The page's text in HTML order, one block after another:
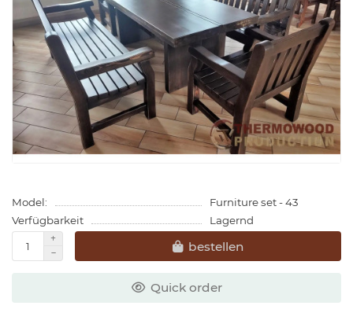
Model:
Furniture set - 43
Verfügbarkeit
Lagernd
bestellen
Quick order